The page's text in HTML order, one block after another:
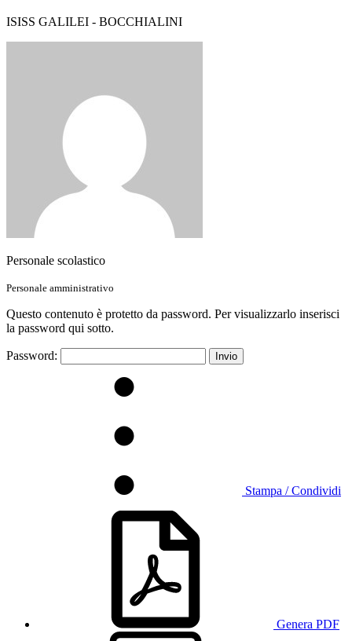
ISISS GALILEI - BOCCHIALINI
Personale scolastico
Personale amministrativo
Questo contenuto è protetto da password. Per visualizzarlo inserisci
la password qui sotto.
Password:
Stampa / Condividi
Genera PDF